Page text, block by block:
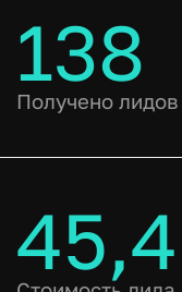
138
Получено лидов